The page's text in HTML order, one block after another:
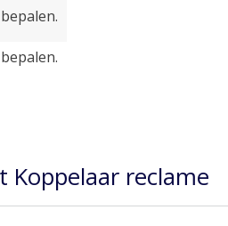
Koppelaar reclame